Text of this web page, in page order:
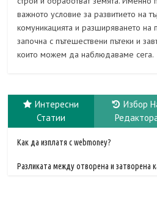
важното условие за развитието на
комуникацията и разширяването на
започна с пътешествени пътеки и
които можем да наблюдаваме сега.
Интересни
Статии
Избор
Как да изплатя с webmoney?
Разликата между отворена и затворена